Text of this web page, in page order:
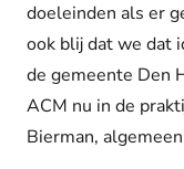
doeleinden als er
ook blij dat we dat
de gemeente Den
ACM nu in de
Bierman,